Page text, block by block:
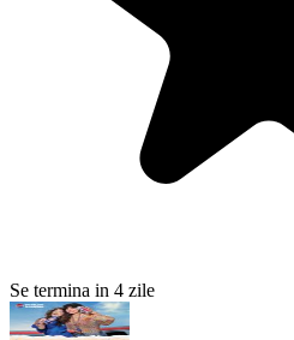
Se termina in 4 zile